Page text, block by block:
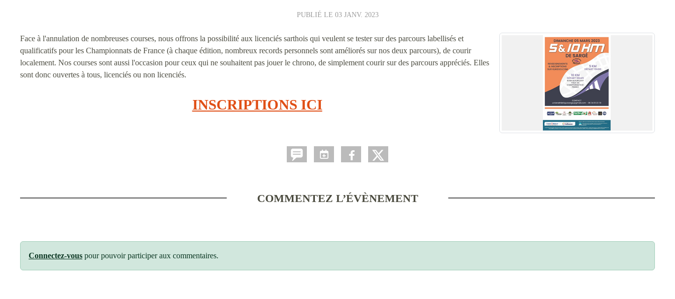
PUBLIÉ LE 03 JANV. 2023
Face à l'annulation de nombreuses courses, nous offrons la possibilité aux licenciés sarthois qui veulent se tester sur des parcours labellisés et
qualificatifs pour les Championnats de France (à chaque édition, nombreux records personnels sont améliorés sur nos deux parcours), de courir
localement. Nos courses sont aussi l'occasion pour ceux qui ne souhaitent pas jouer le chrono, de simplement courir sur des parcours appréciés. Elles
sont donc ouvertes à tous, licenciés ou non licenciés.
INSCRIPTIONS ICI
COMMENTEZ L’ÉVÈNEMENT
Connectez-vous pour pouvoir participer aux commentaires.